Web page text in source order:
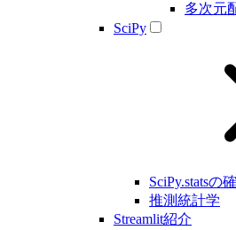
多次元
SciPy
SciPy.statsの
推測統計学
Streamlit紹介